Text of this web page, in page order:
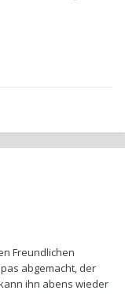
Freundlichen
abgemacht, der
ihn abens wieder